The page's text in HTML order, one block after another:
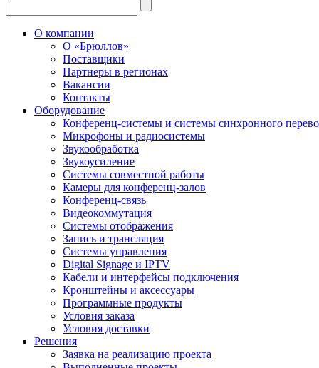
О компании
О «Брюллов»
Поставщики
Партнеры в регионах
Вакансии
Контакты
Оборудование
Конференц-системы и системы синхронного
Микрофоны и радиосистемы
Звукообработка
Звукоусиление
Системы совместной работы
Камеры для конференц-залов
Конференц-связь
Видеокоммутация
Системы отображения
Запись и трансляция
Системы управления
Digital Signage и IPTV
Кабели и интерфейсы подключения
Кронштейны и аксессуары
Программные продукты
Условия заказа
Условия доставки
Решения
Заявка на реализацию проекта